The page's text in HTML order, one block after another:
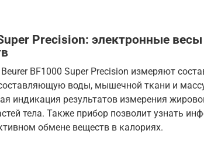
Precision: электронные
BF1000 Super Precision измеряют
воды, мышечной ткани и
индикация результатов измерения
тела. Также прибор позволит узнать
обмене веществ в калориях.